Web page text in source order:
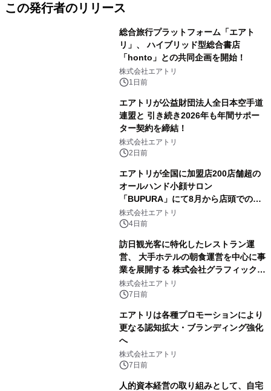
この発行者のリリース
総合旅行プラットフォーム「エアト
リ」、 ハイブリッド型総合書店
「honto」との共同企画を開始！
株式会社エアトリ
1日前
エアトリが公益財団法人全日本空手道
連盟と 引き続き2026年も年間サポー
ター契約を締結！
株式会社エアトリ
2日前
エアトリが全国に加盟店200店舗超の
オールハンド小顔サロン
「BUPURA」にて8月から店頭でのプ
レゼント企画を開始！
株式会社エアトリ
4日前
訪日観光客に特化したレストラン運
営、 大手ホテルの朝食運営を中心に事
業を展開する 株式会社グラフィックホ
ールディングスと資本業務提携
株式会社エアトリ
7日前
エアトリは各種プロモーションにより
更なる認知拡大・ブランディング強化
へ
株式会社エアトリ
7日前
人的資本経営の取り組みとして、自宅